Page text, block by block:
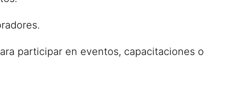
participar en eventos, capacitaciones o